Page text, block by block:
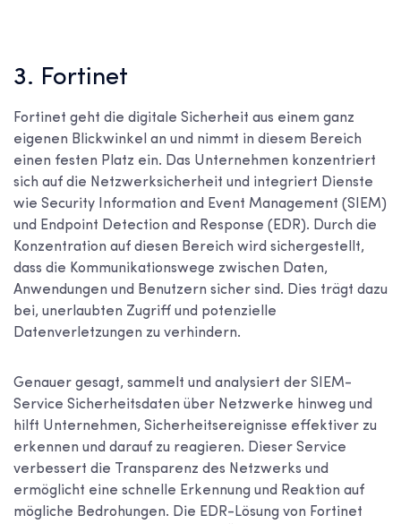
3. Fortinet
Fortinet geht die digitale Sicherheit aus einem ganz
eigenen Blickwinkel an und nimmt in diesem Bereich
einen festen Platz ein. Das Unternehmen konzentriert
sich auf die Netzwerksicherheit und integriert Dienste
wie Security Information and Event Management (SIEM)
und Endpoint Detection and Response (EDR). Durch die
Konzentration auf diesen Bereich wird sichergestellt,
dass die Kommunikationswege zwischen Daten,
Anwendungen und Benutzern sicher sind. Dies trägt dazu
bei, unerlaubten Zugriff und potenzielle
Datenverletzungen zu verhindern.
Genauer gesagt, sammelt und analysiert der SIEM-
Service Sicherheitsdaten über Netzwerke hinweg und
hilft Unternehmen, Sicherheitsereignisse effektiver zu
erkennen und darauf zu reagieren. Dieser Service
verbessert die Transparenz des Netzwerks und
ermöglicht eine schnelle Erkennung und Reaktion auf
mögliche Bedrohungen. Die EDR-Lösung von Fortinet